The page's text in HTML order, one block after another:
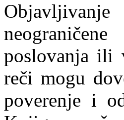
poslovanja ili
reči mogu
poverenje i